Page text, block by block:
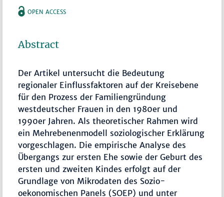
OPEN ACCESS
Abstract
Der Artikel untersucht die Bedeutung
regionaler Einflussfaktoren auf der Kreisebene
für den Prozess der Familiengründung
westdeutscher Frauen in den 1980er und
1990er Jahren. Als theoretischer Rahmen wird
ein Mehrebenenmodell soziologischer Erklärung
vorgeschlagen. Die empirische Analyse des
Übergangs zur ersten Ehe sowie der Geburt des
ersten und zweiten Kindes erfolgt auf der
Grundlage von Mikrodaten des Sozio-
oekonomischen Panels (SOEP) und unter